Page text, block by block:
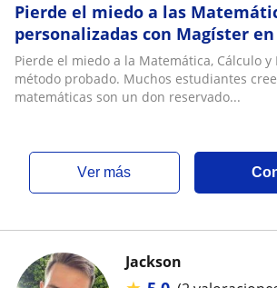
Pierde el miedo a las
personalizadas con Magíster
Pierde el miedo a la Matemática, Cálculo y
método probado. Muchos estudiantes
matemáticas son un don reservado...
ver más
Jackson